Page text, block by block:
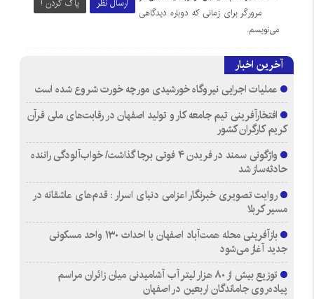
ارسال نظر پاک کردن !
مرورگر برای زمانی که دوباره دیدگاهی
می‌نویسم.
آخرین اخبار
عملیات اجرایی نیروگاه خورشیدی مورچه خورت شروع شده است
افتخارآفرینی تیم جامعه کار و تولید اصفهان در رقابت‌های ملی قرآن
کریم کارگران کشور
واژگونی سمند در فریدن ۴ فوتی برجا گذاشت/ خواب‌آلودگی راننده
حادثه‌ساز شد
روایت تصویری خبرنگار اعزامی دنیای اسرار : قدم‌های عاشقانه در
مسیر کربلا
بازآفرینی محله همت‌آباد اصفهان با احداث ۱۳۰ واحد مسکونی
جدید آغاز می‌شود
توزیع بیش از ۸۰ هزار لیتر آب آشامیدنی میان زائران مراسم
پیاده‌روی جاماندگان اربعین در اصفهان